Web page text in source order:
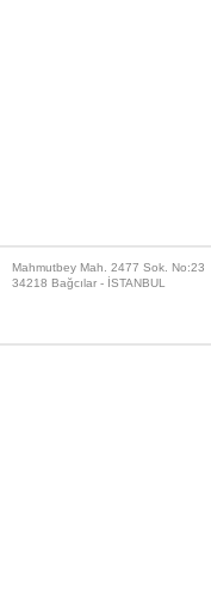
Mahmutbey Mah. 2477 Sok. No:23
34218 Bağcılar - İSTANBUL